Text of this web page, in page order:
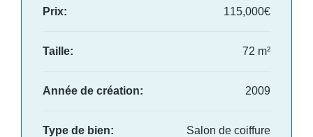
Prix: 115,000€
Taille: 72 m²
Année de création: 2009
Type de bien: Salon de coiffure